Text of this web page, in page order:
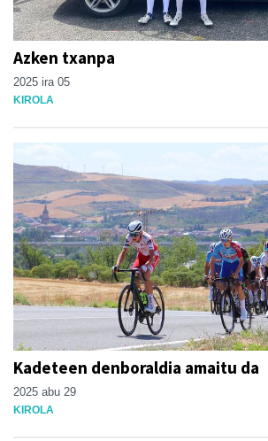
Azken txanpa
2025 ira 05
KIROLA
Kadeteen denboraldia amaitu da
2025 abu 29
KIROLA